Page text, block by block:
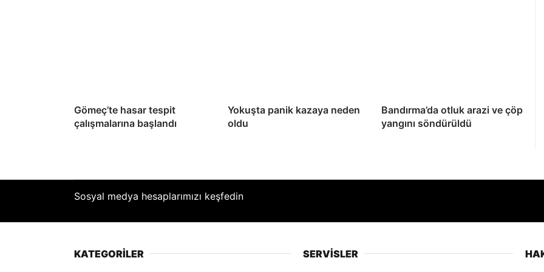
Gömeç’te hasar tespit
çalışmalarına başlandı
Yokuşta panik kazaya neden
oldu
Bandırma’da otluk arazi ve çöp
yangını söndürüldü
Sosyal medya hesaplarımızı keşfedin
KATEGORİLER SERVİSLER